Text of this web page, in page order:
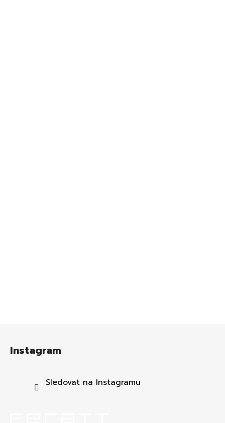
Instagram
Sledovat na Instagramu